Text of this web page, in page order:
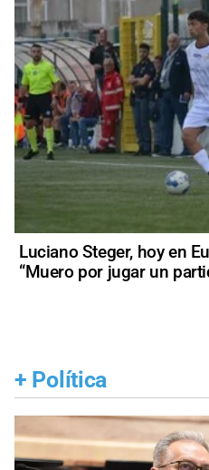
Luciano Steger, hoy en
“Muero por jugar un
+ Política